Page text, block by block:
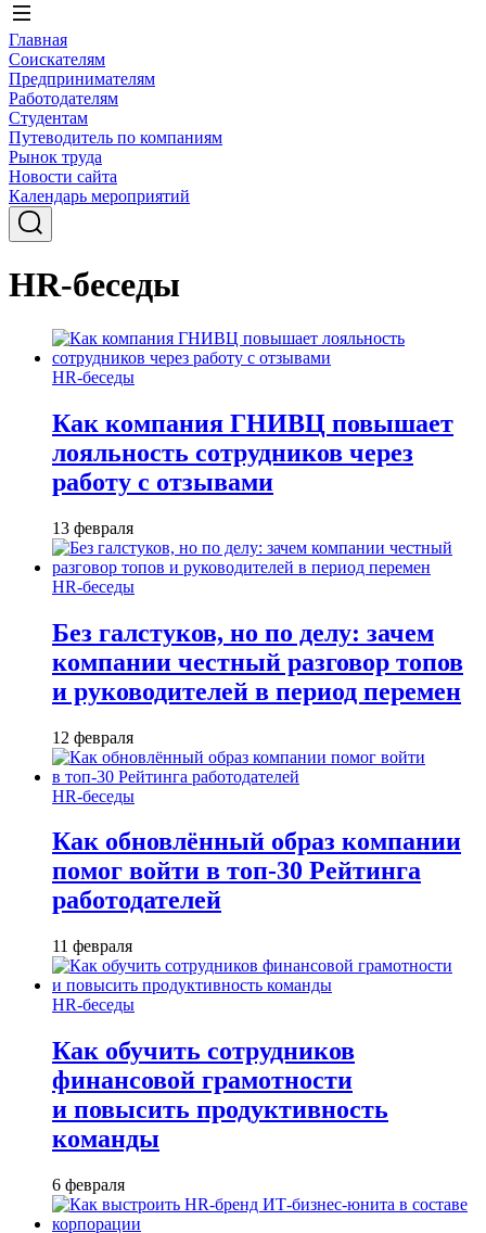
Главная
Соискателям
Предпринимателям
Работодателям
Студентам
Путеводитель по компаниям
Рынок труда
Новости сайта
Календарь мероприятий
HR-беседы
HR-беседы
Как компания ГНИВЦ повышает
лояльность сотрудников через
работу с отзывами
13 февраля
HR-беседы
Без галстуков, но по делу: зачем
компании честный разговор топов
и руководителей в период перемен
12 февраля
HR-беседы
Как обновлённый образ компании
помог войти в топ-30 Рейтинга
работодателей
11 февраля
HR-беседы
Как обучить сотрудников
финансовой грамотности
и повысить продуктивность
команды
6 февраля